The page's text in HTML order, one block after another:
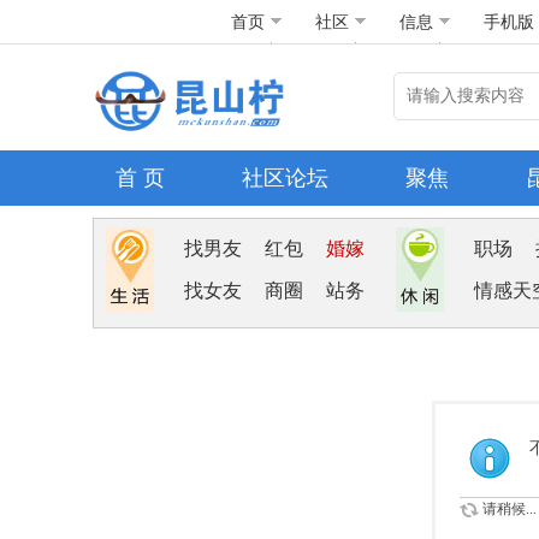
首页 社区 信息 手机版
首 页 社区论坛 聚焦
找男友 红包 婚嫁
找女友 商圈 站务
职场
情感天
请稍候...